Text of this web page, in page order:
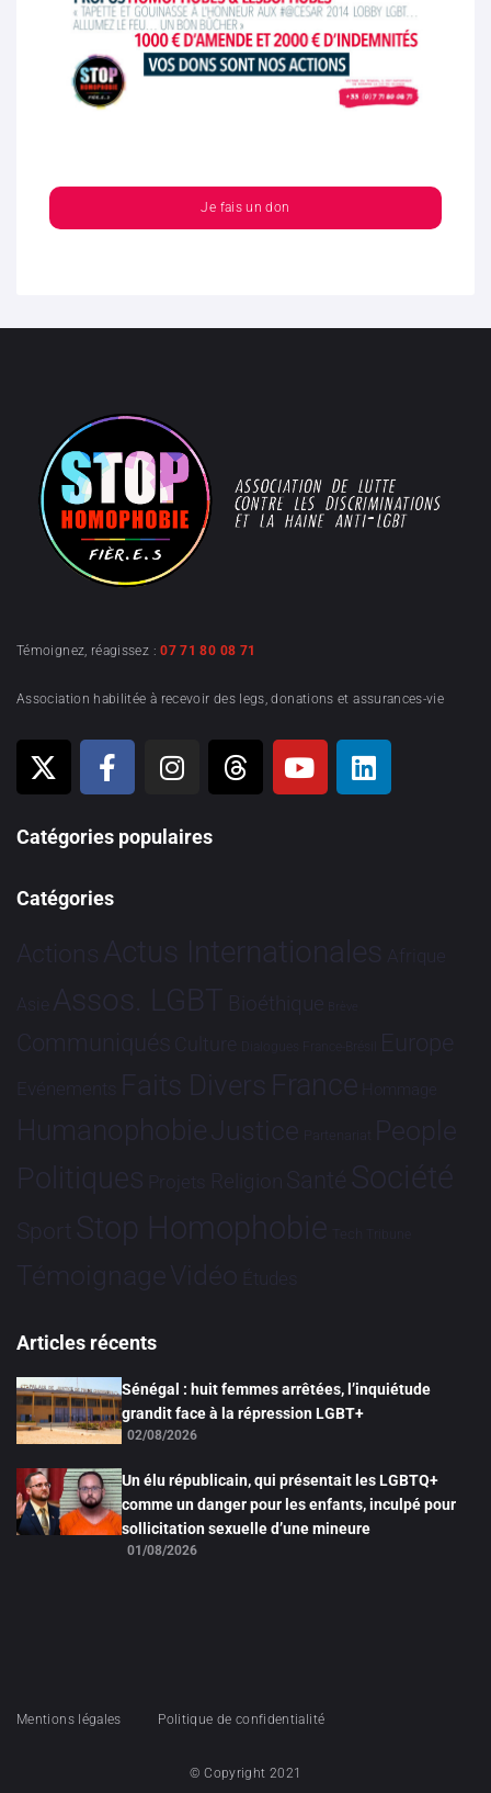
Je fais un don
Témoignez, réagissez :07 71 80 08 71
Association habilitée à recevoir des legs, donations et assurances-vie
Catégories populaires
Catégories
Actions Actus Internationales Afrique
Asie Assos. LGBT Bioéthique Brève
Communiqués Culture Dialogues France-Brésil Europe
Evénements Faits Divers France Hommage
HumanophobieJustice Partenariat People
Politiques Projets Religion Santé Société
Sport Stop Homophobie Tech Tribune
TémoignageVidéo Études
Articles récents
Sénégal : huit femmes arrêtées, l’inquiétude
grandit face à la répression LGBT+
02/08/2026
Un élu républicain, qui présentait les LGBTQ+
comme un danger pour les enfants, inculpé pour
sollicitation sexuelle d’une mineure
01/08/2026
Mentions légales Politique de confidentialité
© Copyright 2021